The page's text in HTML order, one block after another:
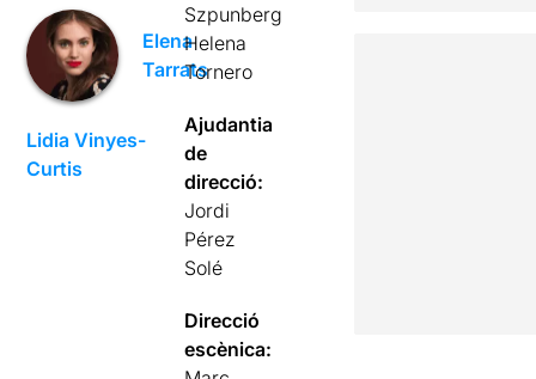
Elena
Tarrats
Lidia Vinyes-
Curtis
Szpunberg
Helena
Tornero
Ajudantia
de
direcció:
Jordi
Pérez
Solé
Direcció
escènica: